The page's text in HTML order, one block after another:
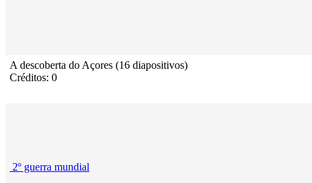
A descoberta do Açores (16 diapositivos)
Créditos: 0
2º guerra mundial